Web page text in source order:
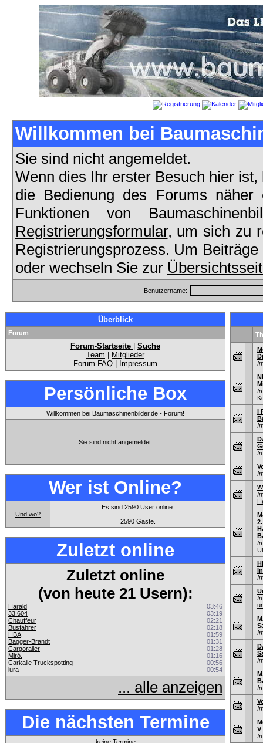
Willkommen bei
Sie sind nicht angemeldet.
Wenn dies Ihr erster Besuch hier
die Bedienung des Forums
Funktionen von
Registrierungsformular, um sich zu
Registrierungsprozess. Um
oder wechseln Sie zur
Benutzername:
Überblick
Forum
Forum-Startseite
Suche
Team
Mitglieder
Forum-FAQ
Impressum
Persönliche Box
Willkommen bei Baumaschinenbilder.de - Forum!
Sie sind nicht angemeldet.
Wer ist Online?
Und wo?
Es sind 2590 User online.
2590 Gäste.
Zuletzt online
Zuletzt online
(von heute 21 Usern):
Harald
03:46
33.604
03:19
Chauffeur
02:21
Busfahrer
02:18
HBA
01:59
Bagger-Brandt
01:31
Cargorailer
01:28
Miró.
01:16
Carkalle Truckspotting
00:56
lura
00:54
... alle anzeigen
Die nächsten Termine
I
V